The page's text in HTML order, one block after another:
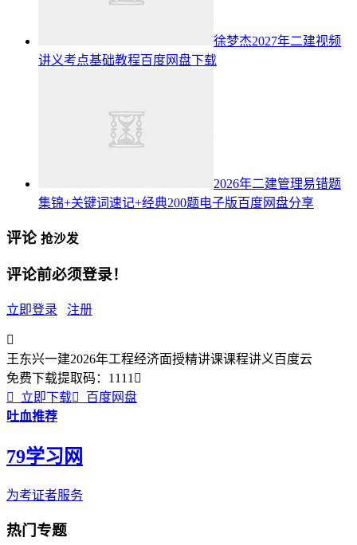
徐梦杰2027年二建视频
讲义考点基础教程百度网盘下载
2026年二建管理易错题
集锦+关键词速记+经典200题电子版百度网盘分享
评论 抢沙发
评论前必须登录！
立即登录 注册

王东兴一建2026年工程经济面授精讲课课程讲义百度云
免费下载提取码： 1111 

立即下载
百度网盘
吐血推荐
79学习网
为考证者服务
热门专题